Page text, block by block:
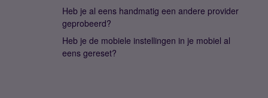
Heb je al eens handmatig een andere provider
geprobeerd?
Heb je de mobiele instellingen in je mobiel al
eens gereset?